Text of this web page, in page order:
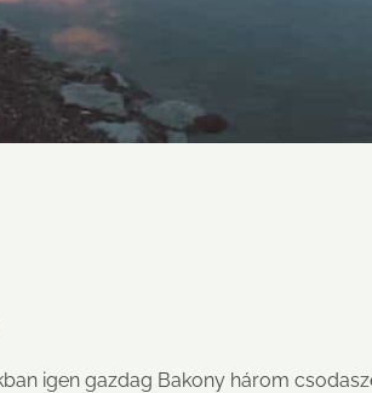
igen gazdag Bakony három